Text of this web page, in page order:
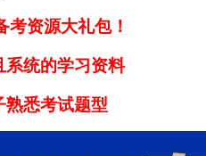
考资源大礼包！
统的学习资料
悉考试题型